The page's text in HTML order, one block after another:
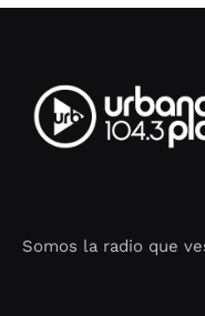
Somos la radio que